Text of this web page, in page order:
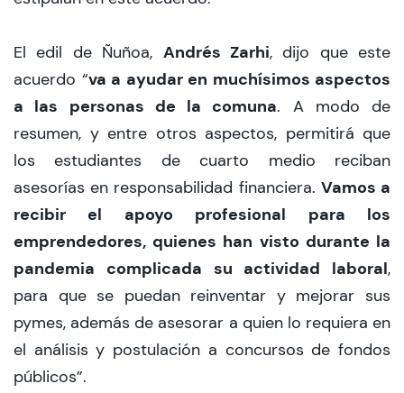
El edil de Ñuñoa, Andrés Zarhi, dijo que este
acuerdo “va a ayudar en muchísimos aspectos
a las personas de la comuna. A modo de
resumen, y entre otros aspectos, permitirá que
los estudiantes de cuarto medio reciban
asesorías en responsabilidad financiera. Vamos a
recibir el apoyo profesional para los
emprendedores, quienes han visto durante la
pandemia complicada su actividad laboral,
para que se puedan reinventar y mejorar sus
pymes, además de asesorar a quien lo requiera en
el análisis y postulación a concursos de fondos
públicos”.